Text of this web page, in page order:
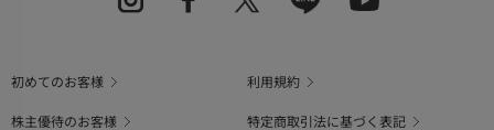
初めてのお客様
利用規約
株主優待のお客様
特定商取引法に基づく表記